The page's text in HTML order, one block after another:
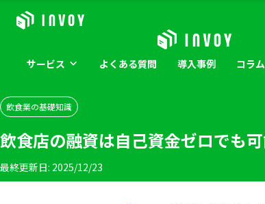
サービス よくある質問 導入事例 コラム
飲食業の基礎知識
飲食店の融資は自己資金ゼロでも
最終更新日: 2025/12/23